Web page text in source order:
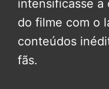
intensificasse a
do filme com o
conteúdos
fãs.